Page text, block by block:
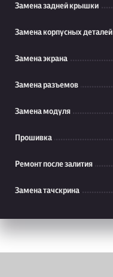
Замена задней крышки
Замена корпусных деталей
Замена экрана
Замена разъемов
Замена модуля
Прошивка
Ремонт после залития
Замена тачскрина